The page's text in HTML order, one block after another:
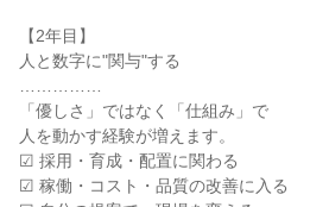
【2年目】
人と数字に"関与"する
「優しさ」ではなく「仕組み」で
人を動かす経験が増えます。
☑ 採用・育成・配置に関わる
☑ 稼働・コスト・品質の改善に入る